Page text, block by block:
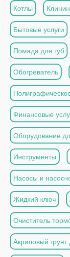
Котлы
Бытовые услуги
Помада для губ
Обогреватель
Финансовые
Оборудование
Инструменты
Насосы и
Жидкий ключ
Очиститель
Акриловый